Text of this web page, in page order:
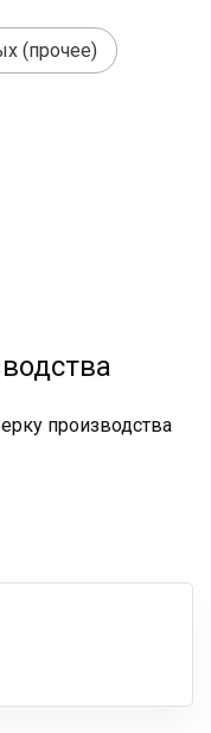
(прочее)
производства